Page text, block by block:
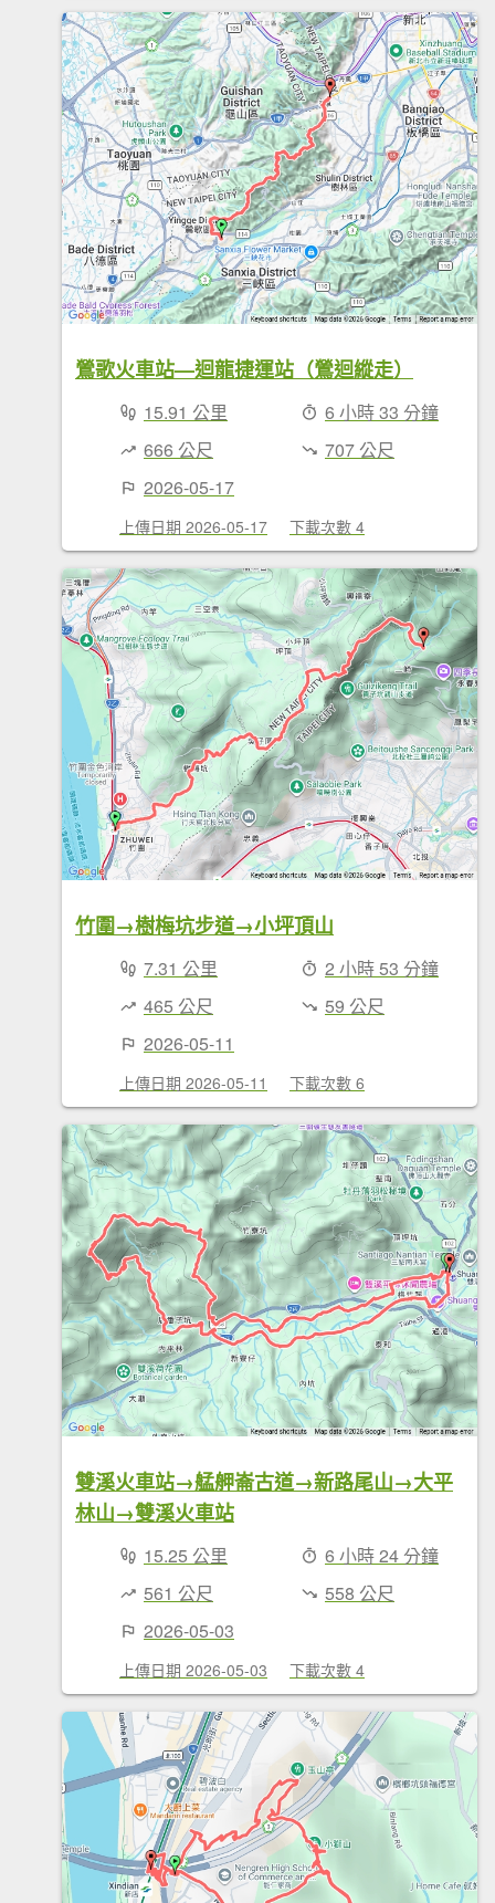
鶯歌火車站—迴龍捷運站（鶯迴縱走）
15.91 公里
6 小時 33 分鐘
666 公尺
707 公尺
2026-05-17
上傳日期 2026-05-17 下載次數 4
竹圍→樹梅坑步道→小坪頂山
7.31 公里
2 小時 53 分鐘
465 公尺
59 公尺
2026-05-11
上傳日期 2026-05-11 下載次數 6
雙溪火車站→艋舺崙古道→新路尾山→大平
林山→雙溪火車站
15.25 公里
6 小時 24 分鐘
561 公尺
558 公尺
2026-05-03
上傳日期 2026-05-03 下載次數 4